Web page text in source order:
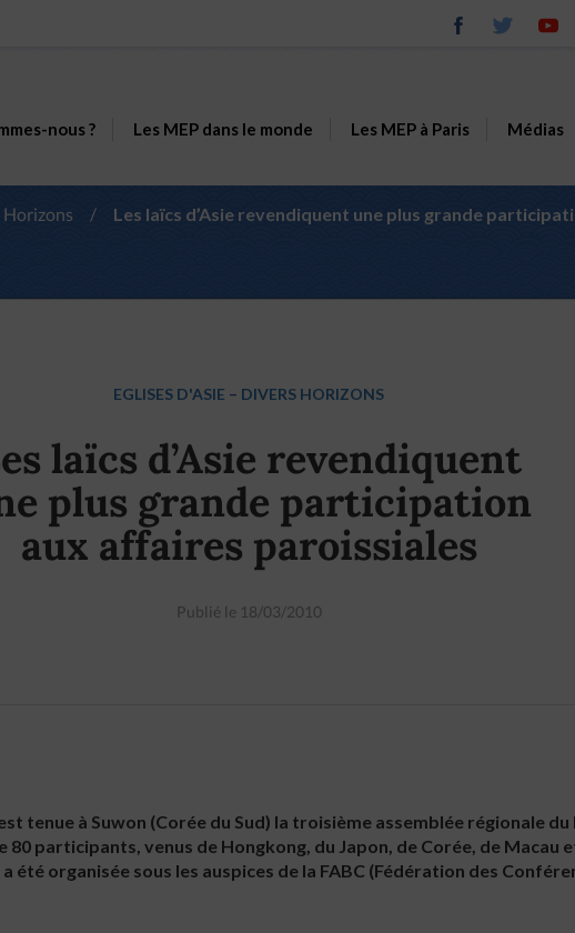
nous ? Les MEP dans le monde Les MEP à Paris Médias
/ Les laïcs d’Asie revendiquent une plus grande
EGLISES D'ASIE – DIVERS HORIZONS
laïcs d’Asie revendiquent
plus grande participation
aux affaires paroissiales
Publié le 18/03/2010
tenue à Suwon (Corée du Sud) la troisième assemblée régionale
80 participants, venus de Hongkong, du Japon, de Corée, de Macau
été organisée sous les auspices de la FABC (Fédération des